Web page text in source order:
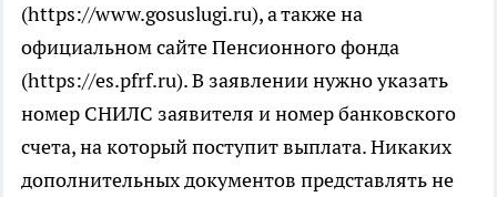
(https://www.gosuslugi.ru), а также на
официальном сайте Пенсионного фонда
(https://es.pfrf.ru). В заявлении нужно указать
номер СНИЛС заявителя и номер банковского
счета, на который поступит выплата. Никаких
дополнительных документов представлять не